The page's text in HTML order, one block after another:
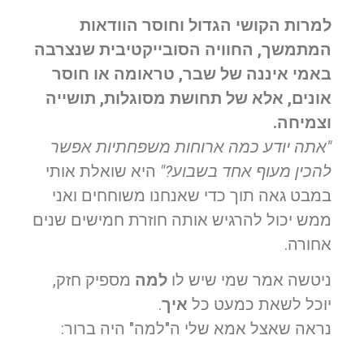
למרות הקושי הגדול וחוסר הוודאות
המתמשך, החוויה הסובייקטיבית שנצרבה
באמי איננה של שבר, טראומה או חוסר
אונים, אלא של תחושת מסוגלות, תושייה
וצמיחה.
"אתה יודע כמה ארוחות משפחתיות אפשר
להכין מעוף אחד בשבוע?" היא שואלת אותי
במבט גאה תוך כדי שאנחנו משוחחים ואני
ממש יכול להרגיש אותה חוזרת חמישים שנים
אחורה.
ניטשה אמר שמי שיש לו למה מספיק חזק,
יוכל לשאת כמעט כל איך.
נראה שאצל אמא שלי ה"למה" היה ברור: